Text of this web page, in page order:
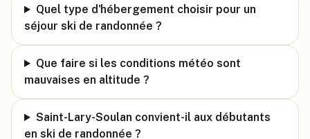
Quel type d'hébergement choisir pour un
séjour ski de randonnée ?
Que faire si les conditions météo sont
mauvaises en altitude ?
Saint-Lary-Soulan convient-il aux débutants
en ski de randonnée ?